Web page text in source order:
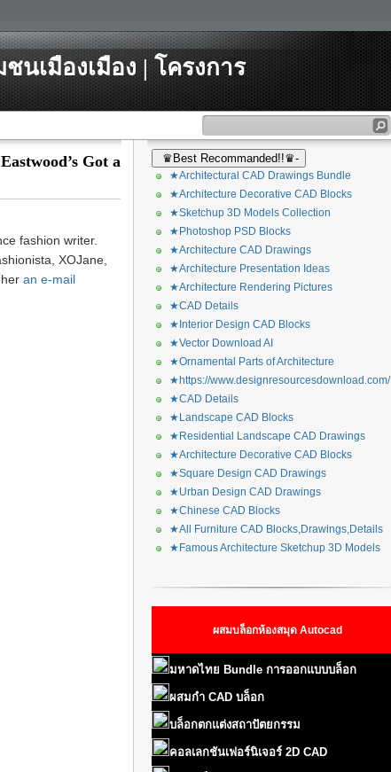
เมืองเมือง | โครงการ
Got a
fashion writer.
XOJane,
an e-mail
♛Best Recommanded!!♛-
★Architectural CAD Drawings Bundle
★Architecture Decorative CAD Blocks
★Sketchup 3D Models Collection
★Photoshop PSD Blocks
★Architecture CAD Drawings
★Architecture Presentation Ideas
★Architecture Rendering Pictures
★CAD Details
★Interior Design CAD Blocks
★Vector Download AI
★Ornamental Parts of Architecture
★https://www.designresourcesdownload.com/
★CAD Details
★Landscape CAD Blocks
★Residential Landscape CAD Drawings
★Architecture Decorative CAD Blocks
★Square Design CAD Drawings
★Urban Design CAD Drawings
★Chinese CAD Blocks
★All Furniture CAD Blocks,Drawings,Details
★Famous Architecture Sketchup 3D Models
ผสมบล็อกห้องสมุด Autocad
มหาดไทย Bundle การออกแบบบล็อก
ผสมกำ CAD บล็อก
บล็อกตกแต่งสถาปัตยกรรม
คอลเลกชันเฟอร์นิเจอร์ 2D CAD